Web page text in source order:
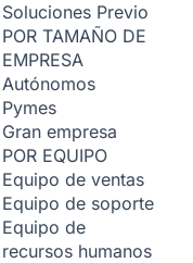
Soluciones Previo
POR TAMAÑO DE
EMPRESA
Autónomos
Pymes
Gran empresa
POR EQUIPO
Equipo de ventas
Equipo de soporte
Equipo de
recursos humanos